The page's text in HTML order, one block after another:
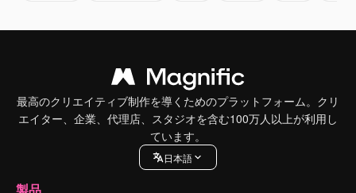
最高のクリエイティブ制作を導くためのプラットフォーム。クリ
エイター、企業、代理店、スタジオを含む100万人以上が利用し
ています。
日本語